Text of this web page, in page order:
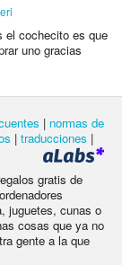
el cochecito es que
uno gracias
| normas de
| traducciones |
gratis de
juguetes, cunas o
cosas que ya no
gente a la que